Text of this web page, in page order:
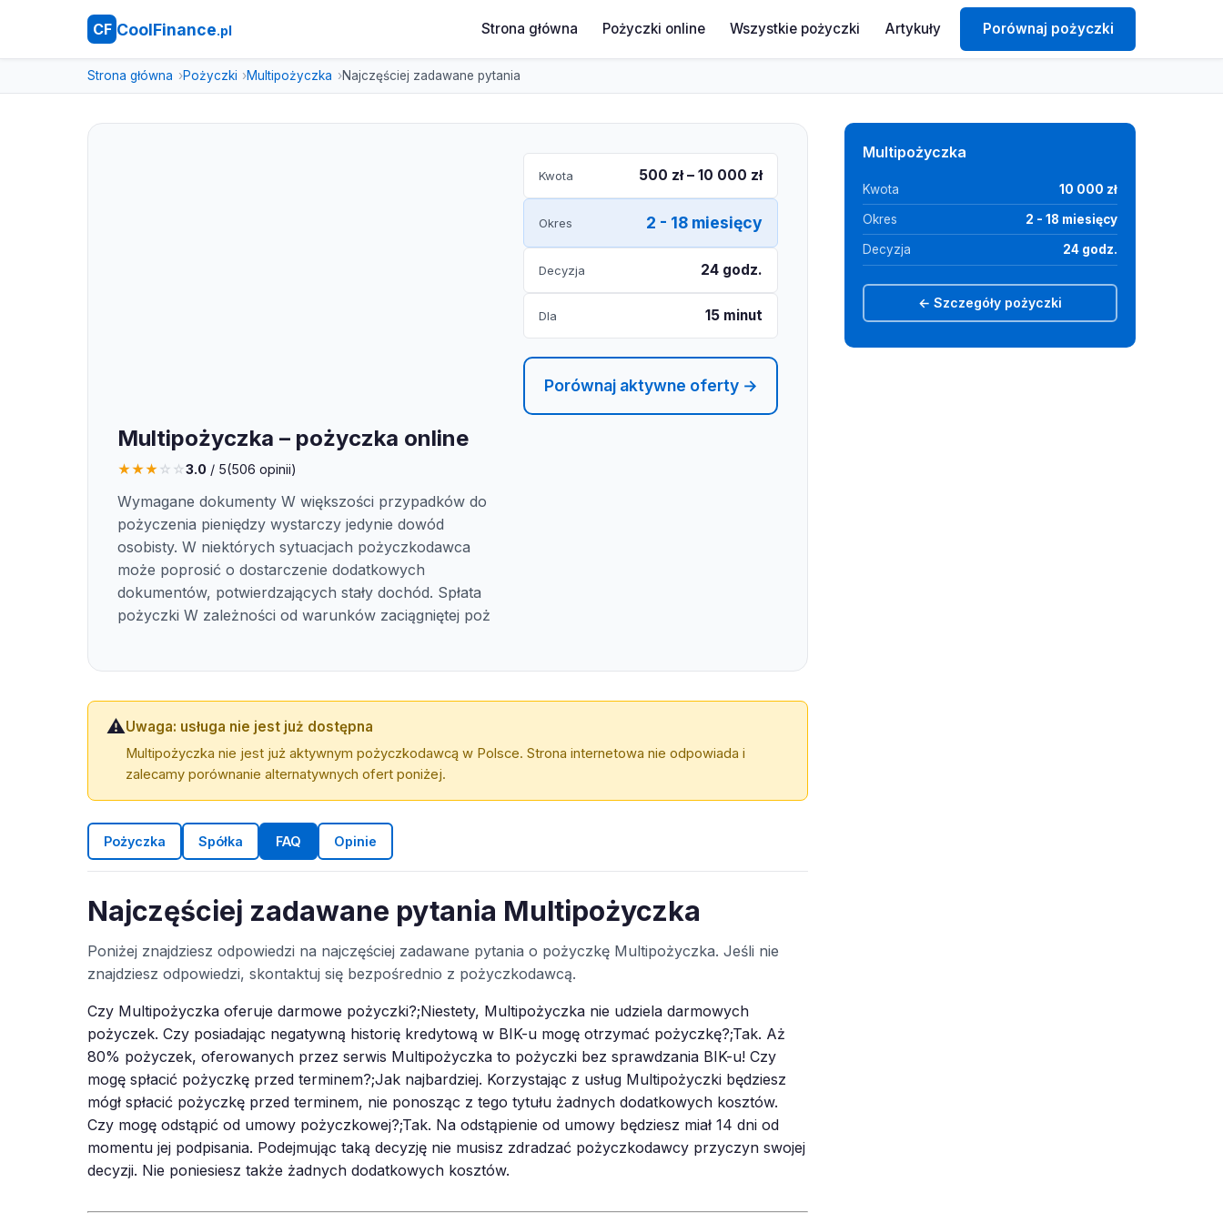
CF CoolFinance.pl Strona główna Pożyczki online Wszystkie pożyczki Artykuły Porównaj pożyczki
Strona główna Pożyczki Multipożyczka Najczęściej zadawane pytania
Multipożyczka – pożyczka online
★★★☆ ☆3.0 / 5(506 opinii)
Wymagane dokumenty W większości przypadków do
pożyczenia pieniędzy wystarczy jedynie dowód
osobisty. W niektórych sytuacjach pożyczkodawca
może poprosić o dostarczenie dodatkowych
dokumentów, potwierdzających stały dochód. Spłata
pożyczki W zależności od warunków zaciągniętej poż
Kwota 500 zł – 10 000 zł
Okres 2 - 18 miesięcy
Decyzja 24 godz.
Dla 15 minut
Porównaj aktywne oferty →
⚠️Uwaga: usługa nie jest już dostępna
Multipożyczka nie jest już aktywnym pożyczkodawcą w Polsce. Strona internetowa nie odpowiada i
zalecamy porównanie alternatywnych ofert poniżej.
Pożyczka Spółka FAQ Opinie
Najczęściej zadawane pytania Multipożyczka
Poniżej znajdziesz odpowiedzi na najczęściej zadawane pytania o pożyczkę Multipożyczka. Jeśli nie
znajdziesz odpowiedzi, skontaktuj się bezpośrednio z pożyczkodawcą.
Czy Multipożyczka oferuje darmowe pożyczki?;Niestety, Multipożyczka nie udziela darmowych
pożyczek. Czy posiadając negatywną historię kredytową w BIK-u mogę otrzymać pożyczkę?;Tak. Aż
80% pożyczek, oferowanych przez serwis Multipożyczka to pożyczki bez sprawdzania BIK-u! Czy
mogę spłacić pożyczkę przed terminem?;Jak najbardziej. Korzystając z usług Multipożyczki będziesz
mógł spłacić pożyczkę przed terminem, nie ponosząc z tego tytułu żadnych dodatkowych kosztów.
Czy mogę odstąpić od umowy pożyczkowej?;Tak. Na odstąpienie od umowy będziesz miał 14 dni od
momentu jej podpisania. Podejmując taką decyzję nie musisz zdradzać pożyczkodawcy przyczyn swojej
decyzji. Nie poniesiesz także żadnych dodatkowych kosztów.
Multipożyczka
Kwota 10 000 zł
Okres 2 - 18 miesięcy
Decyzja 24 godz.
← Szczegóły pożyczki